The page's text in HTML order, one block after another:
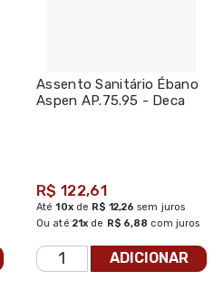
Assento Sanitário Ébano
Aspen AP.75.95 - Deca
R$ 122,61
Até10xde R$ 12,26 sem juros
Ou até 21x de R$ 6,88 com juros
ADICIONAR